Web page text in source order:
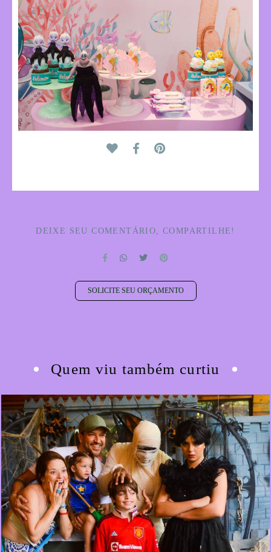
DEIXE SEU COMENTÁRIO, COMPARTILHE!
SOLICITE SEU ORÇAMENTO
Quem viu também curtiu